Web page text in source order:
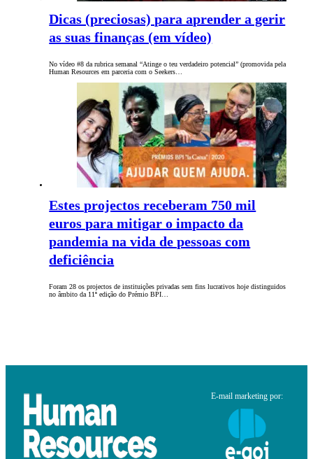
Dicas (preciosas) para aprender a gerir
as suas finanças (em vídeo)
No vídeo #8 da rubrica semanal “Atinge o teu verdadeiro potencial” (promovida pela
Human Resources em parceria com o Seekers…
Estes projectos receberam 750 mil
euros para mitigar o impacto da
pandemia na vida de pessoas com
deficiência
Foram 28 os projectos de instituições privadas sem fins lucrativos hoje distinguidos
no âmbito da 11ª edição do Prémio BPI…
E-mail marketing por: